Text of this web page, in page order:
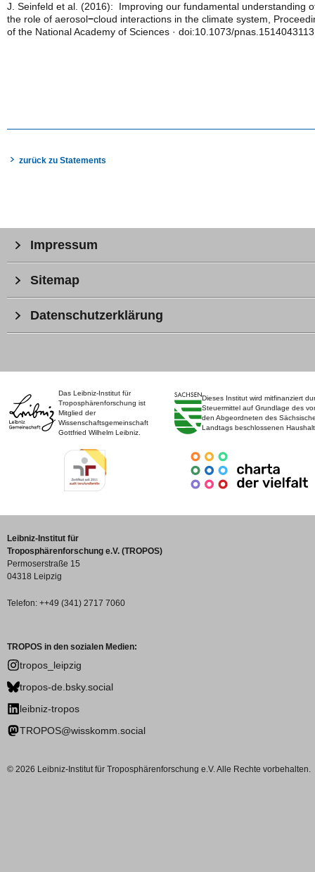
J. Seinfeld et al. (2016): Improving our fundamental understanding
the role of aerosol−cloud interactions in the climate system,
of the National Academy of Sciences · doi:10.1073/
zurück zu Statements
Das Leibniz-Institut für
Troposphärenforschung ist
Mitglied der
Wissenschaftsgemeinschaft
Gottfried Wilhelm Leibniz.
Dieses Institut wird mitfinanziert
Steuermittel auf Grundlage des
den Abgeordneten des
Landtags beschlossenen
Impressum
Sitemap
Datenschutzerklärung
Leibniz-Institut für
Troposphärenforschung e.V. (TROPOS)
Permoserstraße 15
04318 Leipzig
Telefon: ++49 (341) 2717 7060
TROPOS in den sozialen Medien:
tropos_leipzig
tropos-de.bsky.social
leibniz-tropos
TROPOS@wisskomm.social
© 2026 Leibniz-Institut für Troposphärenforschung e.V. Alle Rechte vorbehalten.